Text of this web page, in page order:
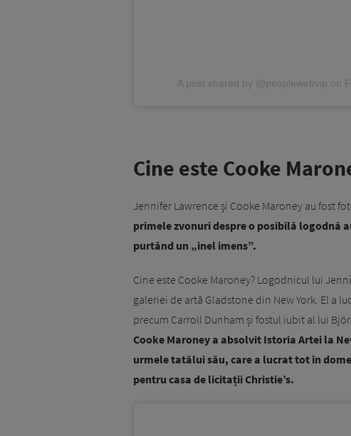
A post shared by @peoplewebvip on
Cine este Cooke
Jennifer Lawrence și Cooke Maroney au fost
primele zvonuri despre o posibilă logodnă
purtând un „inel imens”.
Cine este Cooke Maroney? Logodnicul lui
galeriei de artă Gladstone din New York. El a
precum Carroll Dunham și fostul iubit al lui
Cooke Maroney a absolvit Istoria Artei la
urmele tatălui său, care a lucrat tot în
pentru casa de licitații Christie’s.